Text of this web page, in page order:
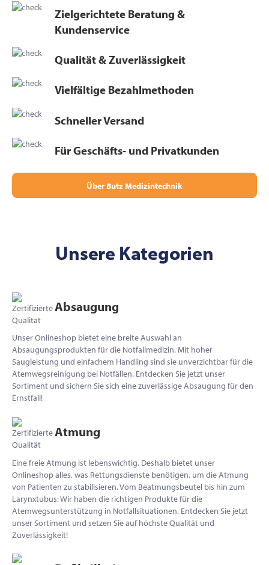
Zielgerichtete Beratung &
Kundenservice
Qualität & Zuverlässigkeit
Vielfältige Bezahlmethoden
Schneller Versand
Für Geschäfts- und Privatkunden
Über Butz Medizintechnik
Unsere Kategorien
Absaugung
Unser Onlineshop bietet eine breite Auswahl an
Absaugungsprodukten für die Notfallmedizin. Mit hoher
Saugleistung und einfachem Handling sind sie unverzichtbar für die
Atemwegsreinigung bei Notfällen. Entdecken Sie jetzt unser
Sortiment und sichern Sie sich eine zuverlässige Absaugung für den
Ernstfall!
Atmung
Eine freie Atmung ist lebenswichtig. Deshalb bietet unser
Onlineshop alles, was Rettungsdienste benötigen, um die Atmung
von Patienten zu stabilisieren. Vom Beatmungsbeutel bis hin zum
Larynxtubus: Wir haben die richtigen Produkte für die
Atemwegsunterstützung in Notfallsituationen. Entdecken Sie jetzt
unser Sortiment und setzen Sie auf höchste Qualität und
Zuverlässigkeit!